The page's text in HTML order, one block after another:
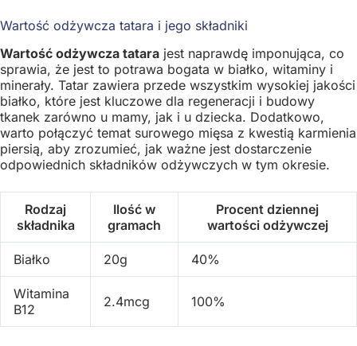
Wartość odżywcza tatara i jego składniki
Wartość odżywcza tatara jest naprawdę imponująca, co
sprawia, że jest to potrawa bogata w białko, witaminy i
minerały. Tatar zawiera przede wszystkim wysokiej jakości
białko, które jest kluczowe dla regeneracji i budowy
tkanek zarówno u mamy, jak i u dziecka. Dodatkowo,
warto połączyć temat surowego mięsa z kwestią karmienia
piersią, aby zrozumieć, jak ważne jest dostarczenie
odpowiednich składników odżywczych w tym okresie.
Rodzaj
składnika
Ilość w
gramach
Procent dziennej
wartości odżywczej
Białko 20g 40%
Witamina
B12
2.4mcg 100%